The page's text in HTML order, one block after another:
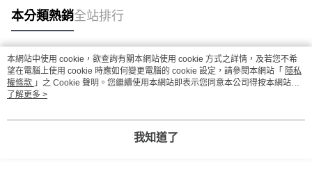
本分類熱銷全站排行
熱門標籤
本網站中使用 cookie，欲查詢有關本網站使用 cookie 方式之詳情，及若您不希
望在電腦上使用 cookie 時應如何變更電腦的 cookie 設定，請參閱本網站「 隱私
權條款 」之 Cookie 聲明。您繼續使用本網站即表示您同意本公司得按本網站使
用條款之 Cookie 聲明使用 cookie。
了解更多 >
我知道了